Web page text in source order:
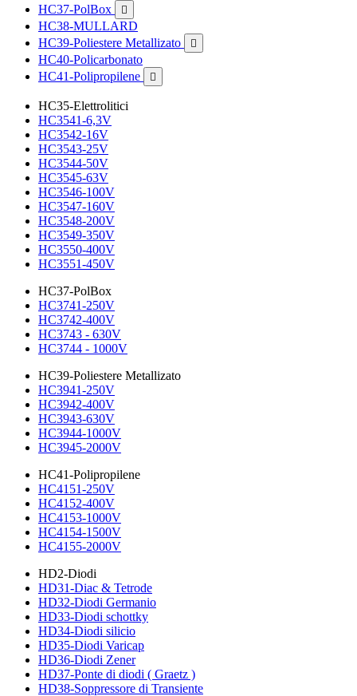
HC37-PolBox

HC38-MULLARD
HC39-Poliestere Metallizato

HC40-Policarbonato
HC41-Polipropilene

HC35-Elettrolitici
HC3541-6,3V
HC3542-16V
HC3543-25V
HC3544-50V
HC3545-63V
HC3546-100V
HC3547-160V
HC3548-200V
HC3549-350V
HC3550-400V
HC3551-450V
HC37-PolBox
HC3741-250V
HC3742-400V
HC3743 - 630V
HC3744 - 1000V
HC39-Poliestere Metallizato
HC3941-250V
HC3942-400V
HC3943-630V
HC3944-1000V
HC3945-2000V
HC41-Polipropilene
HC4151-250V
HC4152-400V
HC4153-1000V
HC4154-1500V
HC4155-2000V
HD2-Diodi
HD31-Diac & Tetrode
HD32-Diodi Germanio
HD33-Diodi schottky
HD34-Diodi silicio
HD35-Diodi Varicap
HD36-Diodi Zener
HD37-Ponte di diodi ( Graetz )
HD38-Soppressore di Transiente